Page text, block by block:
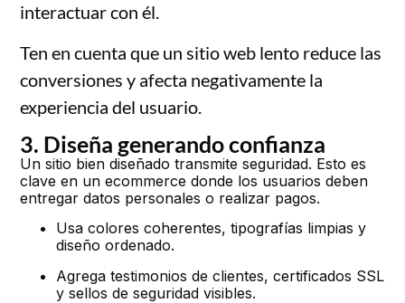
interactuar con él.
Ten en cuenta que un sitio web lento reduce las
conversiones y afecta negativamente la
experiencia del usuario.
3. Diseña generando confianza
Un sitio bien diseñado transmite seguridad. Esto es
clave en un ecommerce donde los usuarios deben
entregar datos personales o realizar pagos.
Usa colores coherentes, tipografías limpias y
diseño ordenado.
Agrega testimonios de clientes, certificados SSL
y sellos de seguridad visibles.